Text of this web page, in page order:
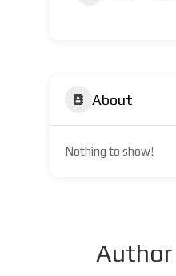
About
Nothing to show!